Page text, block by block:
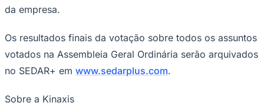
Coritiba
da empresa.
Os resultados finais da votação sobre todos os assuntos
votados na Assembleia Geral Ordinária serão arquivados
no SEDAR+ em www.sedarplus.com.
Sobre a Kinaxis